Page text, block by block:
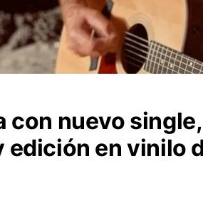
con nuevo
edición en vinilo